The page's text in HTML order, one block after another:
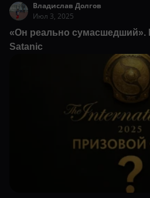
Владислав Долгов
Июл 3, 2025
«Он реально сумасшедший».
Satanic